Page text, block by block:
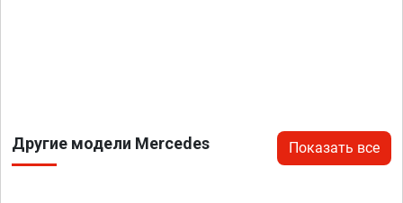
Другие модели Mercedes Показать все